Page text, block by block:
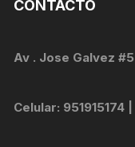
CONTACTO
Av . Jose Galvez
Celular: 951915174